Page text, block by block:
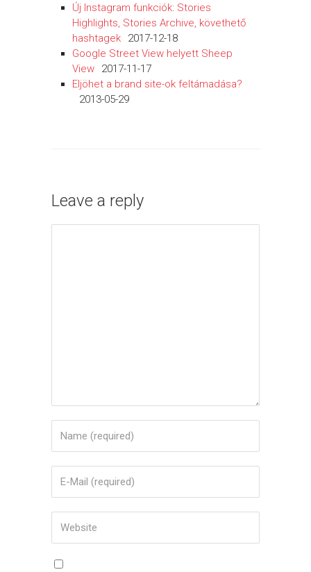
Új Instagram funkciók: Stories
Highlights, Stories Archive, követhető
hashtagek
2017-12-18
Google Street View helyett Sheep
View
2017-11-17
Eljöhet a brand site-ok feltámadása?
2013-05-29
Leave a reply